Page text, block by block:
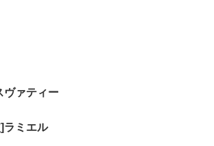
ヴァティー
ラミエル